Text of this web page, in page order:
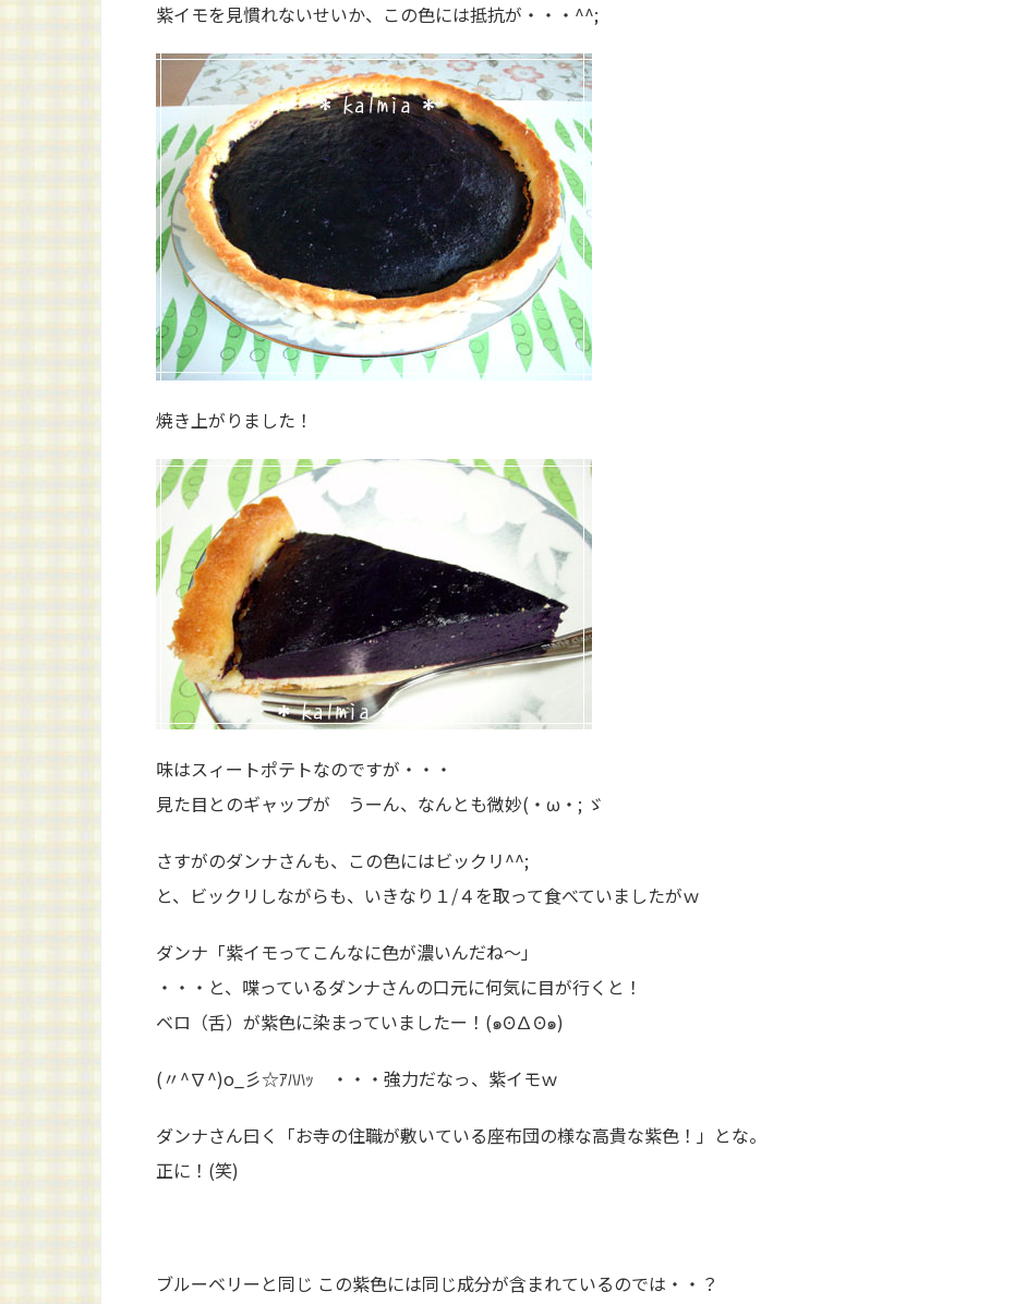
紫イモを見慣れないせいか、この色には抵抗が・・・^^;
焼き上がりました！
味はスィートポテトなのですが・・・
見た目とのギャップが うーん、なんとも微妙(・ω・; ゞ
さすがのダンナさんも、この色にはビックリ^^;
と、ビックリしながらも、いきなり１/４を取って食べていましたがｗ
ダンナ「紫イモってこんなに色が濃いんだね～」
・・・と、喋っているダンナさんの口元に何気に目が行くと！
ベロ（舌）が紫色に染まっていましたー！(๑ʘ∆ʘ๑)
(〃^∇^)o_彡☆ｱﾊﾊｯ ・・・強力だなっ、紫イモｗ
ダンナさん曰く「お寺の住職が敷いている座布団の様な高貴な紫色！」とな。
正に！(笑)
ブルーベリーと同じ この紫色には同じ成分が含まれているのでは・・？